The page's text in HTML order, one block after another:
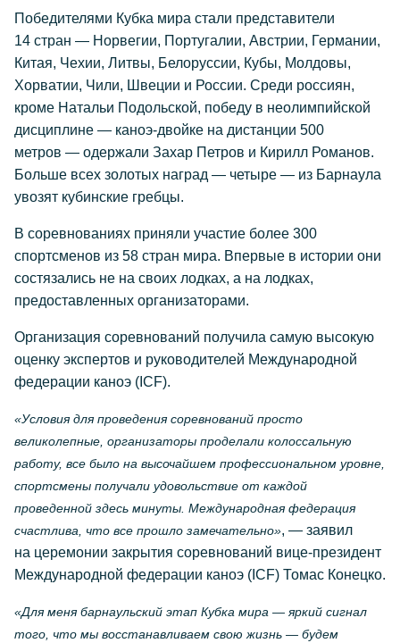
Победителями Кубка мира стали представители
14 стран — Норвегии, Португалии, Австрии, Германии,
Китая, Чехии, Литвы, Белоруссии, Кубы, Молдовы,
Хорватии, Чили, Швеции и России. Среди россиян,
кроме Натальи Подольской, победу в неолимпийской
дисциплине — каноэ-двойке на дистанции 500
метров — одержали Захар Петров и Кирилл Романов.
Больше всех золотых наград — четыре — из Барнаула
увозят кубинские гребцы.
В соревнованиях приняли участие более 300
спортсменов из 58 стран мира. Впервые в истории они
состязались не на своих лодках, а на лодках,
предоставленных организаторами.
Организация соревнований получила самую высокую
оценку экспертов и руководителей Международной
федерации каноэ (ICF).
«Условия для проведения соревнований просто
великолепные, организаторы проделали колоссальную
работу, все было на высочайшем профессиональном уровне,
спортсмены получали удовольствие от каждой
проведенной здесь минуты. Международная федерация
счастлива, что все прошло замечательно», — заявил
на церемонии закрытия соревнований вице-президент
Международной федерации каноэ (ICF) Томас Конецко.
«Для меня барнаульский этап Кубка мира — яркий сигнал
того, что мы восстанавливаем свою жизнь — будем